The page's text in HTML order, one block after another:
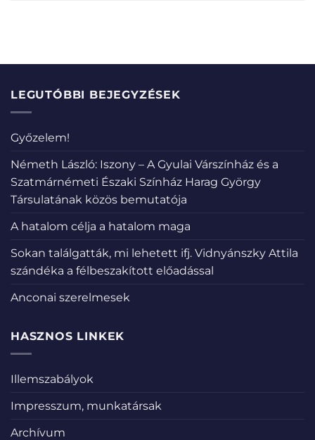
LEGUTÓBBI BEJEGYZÉSEK
Győzelem!
Németh László: Iszony – A Gyulai Várszínház és a
Szatmárnémeti Északi Színház Harag György
Társulatának közös bemutatója
A hatalom célja a hatalom maga
Sokan találgatták, mi lehetett ifj. Vidnyánszky Attila
szándéka a félbeszakított előadással
Anconai szerelmesek
HASZNOS LINKEK
Illemszabályok
Impresszum, munkatársak
Archívum